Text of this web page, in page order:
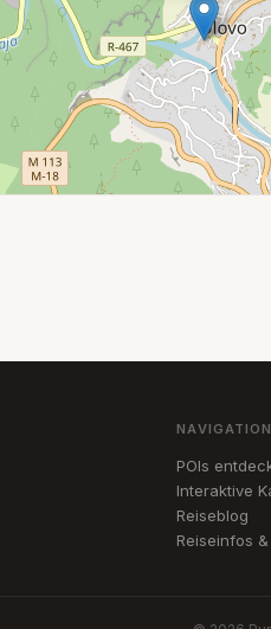
NAVIGATION
POIs
Interaktive
Reiseblog
Reiseinfos